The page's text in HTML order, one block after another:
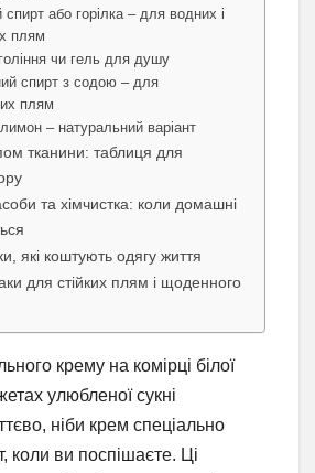
або горілка – для водних і
плям
чи гель для душу
спирт з содою – для
плям
– натуральний варіант
тканини: таблиця для
та хімчистка: коли домашні
які коштують одягу життя
для стійких плям і щоденного
крему на комірці білої
улюбленої сукні
ніби крем спеціально
коли ви поспішаєте. Ці